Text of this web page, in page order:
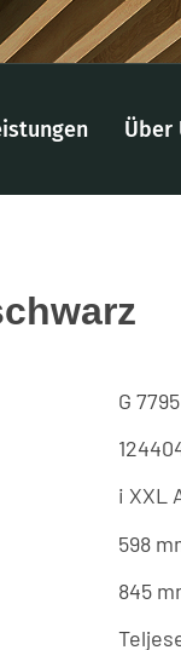
Über
G
i XXL
598
845